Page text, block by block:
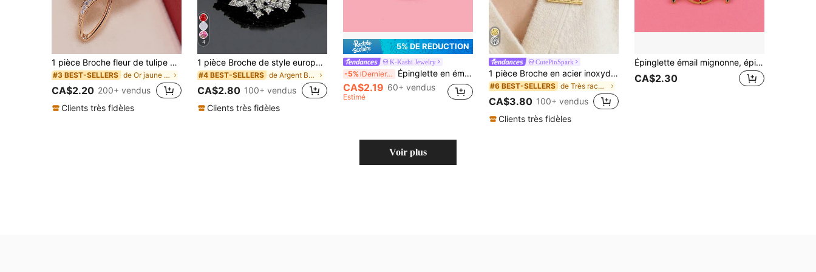
1 pièce Broche fleur de tulipe en cristal, épingle de revers anti-éblouissement, accessoire décoratif
#3 BEST-SELLERS de Or jaune Broche, épinglette et écharpe pour fem
CA$2.20 200+ vendus
Clients très fidèles
4
1 pièce Broche de style européen et américain de luxe avec décoration de fleur et strass pour la Saint-Valentin
#4 BEST-SELLERS de Argent Broche, épinglette et écharpe pour femme
CA$2.80 100+ vendus
Clients très fidèles
5% DE RÉDUCTION
K-Kashi Jewelry
-5% Derniers 2 jours Épinglette en émail, broche badge pour sac à dos, décoration cool, cadeau pour ami
CA$2.19 60+ vendus
Estimé
CutePinSpark
1 pièce Broche en acier inoxydable avec lion persan et soleil, convient pour la décoration du col des vêtements pour femmes, cadeau 2026
#6 BEST-SELLERS de Très racheté Broche pour dames
CA$3.80 100+ vendus
Clients très fidèles
Épinglette émail mignonne, épingles de revers, badges sur sac à dos, broche pour femmes en alliage de zinc, cadeau de bijoux, accessoires de mode
CA$2.30
Voir plus